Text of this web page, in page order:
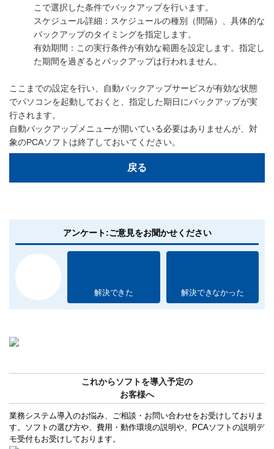
こで選択した条件でバックアップを行います。
スケジュール詳細：スケジュールの種別（間隔）、具体的な
バックアップのタイミングを指定します。
有効期間：この実行条件が有効な範囲を設定します。指定し
た期間を過ぎるとバックアップは行われません。
ここまでの設定を行い、自動バックアップサービスが有効な状態
でパソコンを起動しておくと、指定した期日にバックアップが実
行されます。
自動バックアップメニューが開いている必要はありませんが、対
象のPCAソフトは終了しておいてください。
戻る
アンケート:ご意見をお聞かせください
解決できた 解決できなかった
これからソフトを導入予定の
お客様へ
業務システム導入のお悩み、ご相談・お問い合わせをお受けしておりま
す。ソフトの選び方や、費用・動作環境の説明や、PCAソフトの説明デ
モ受付もお受けしております。